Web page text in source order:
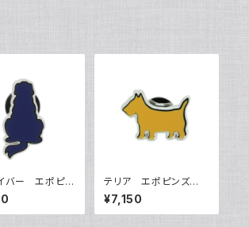
バー エポピン
0505
テリア エポピンズ V
QP-0506
¥7,150